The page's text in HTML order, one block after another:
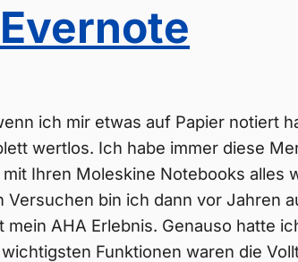
ich mir etwas auf Papier notiert
wertlos. Ich habe immer diese
Ihren Moleskine Notebooks alles
Versuchen bin ich dann vor Jahren
AHA Erlebnis. Genauso hatte
Funktionen waren die